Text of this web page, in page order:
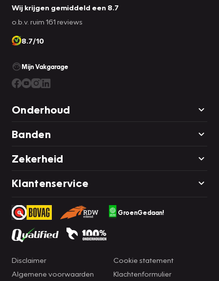
Wij krijgen gemiddeld een 8.7
o.b.v. ruim 161 reviews
8.7/10
Mijn Vakgarage
Onderhoud
Banden
Zekerheid
Klantenservice
GroenGedaan!
Disclaimer
Algemene voorwaarden
Cookie statement
Klachtenformulier